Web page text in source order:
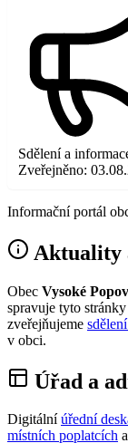
Sdělení a
Zveřejněno:
Informační portál
Aktuality
Obec Vysoké
spravuje tyto
zveřejňujeme
v obci.
Úřad a
Digitální úřední
místních poplatcích a